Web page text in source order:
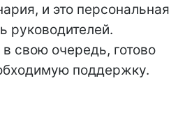
и это персональная
руководителей.
свою очередь, готово
поддержку.